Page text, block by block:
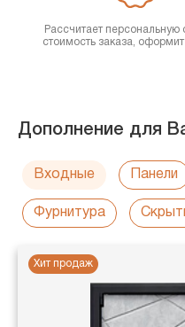
Рассчитает персональную
стоимость заказа,
Дополнение для
Входные Панели
Фурнитура
Хит продаж